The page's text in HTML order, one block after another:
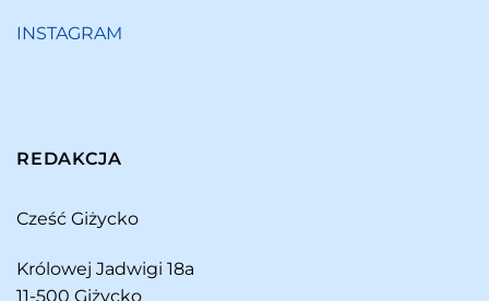
INSTAGRAM
REDAKCJA
Cześć Giżycko
Królowej Jadwigi 18a
11-500 Giżycko